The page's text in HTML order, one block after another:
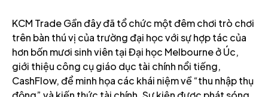
KCM Trade Gần đây đã tổ chức một đêm chơi trò chơi
trên bàn thú vị của trường đại học với sự hợp tác của
hơn bốn mươi sinh viên tại Đại học Melbourne ở Úc,
giới thiệu công cụ giáo dục tài chính nổi tiếng,
CashFlow, để minh họa các khái niệm về “thu nhập thụ